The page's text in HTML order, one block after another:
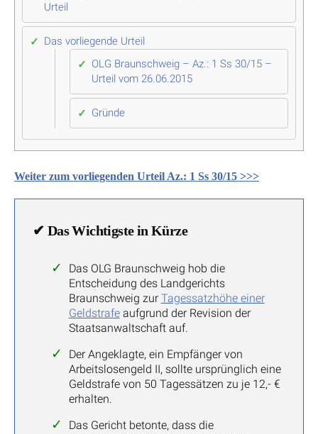
Urteil
Das vorliegende Urteil
OLG Braunschweig – Az.: 1 Ss 30/15 –
Urteil vom 26.06.2015
Gründe
Weiter zum vorliegenden Urteil Az.: 1 Ss 30/15 >>>
✔ Das Wichtigste in Kürze
Das OLG Braunschweig hob die
Entscheidung des Landgerichts
Braunschweig zur Tagessatzhöhe einer
Geldstrafeaufgrund der Revision der
Staatsanwaltschaft auf.
Der Angeklagte, ein Empfänger von
Arbeitslosengeld II, sollte ursprünglich eine
Geldstrafe von 50 Tagessätzen zu je 12,- €
erhalten.
Das Gericht betonte, dass die